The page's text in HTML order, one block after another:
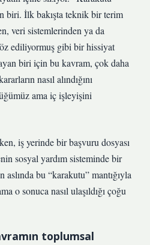
biri. İlk bakışta teknik bir terim
veri sistemlerinden ya da
ediliyormuş gibi bir hissiyat
biri için bu kavram, çok daha
nasıl alındığını
ama iç işleyişini
iş yerinde bir başvuru dosyası
sosyal yardım sisteminde bir
bu “karakutu” mantığıyla
o sonuca nasıl ulaşıldığı çoğu
toplumsal